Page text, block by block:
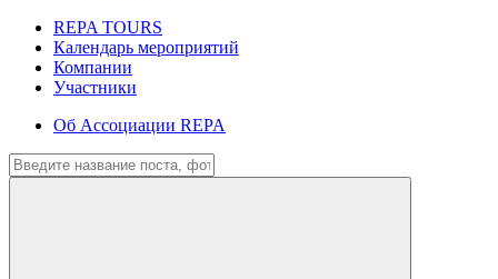
REPA TOURS
Календарь мероприятий
Компании
Участники
Об Ассоциации REPA